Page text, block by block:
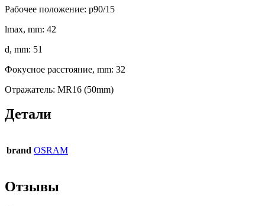
Рабочее положение: p90/15
lmax, mm: 42
d, mm: 51
Фокусное расстояние, mm: 32
Отражатель: MR16 (50mm)
Детали
brand OSRAM
Отзывы